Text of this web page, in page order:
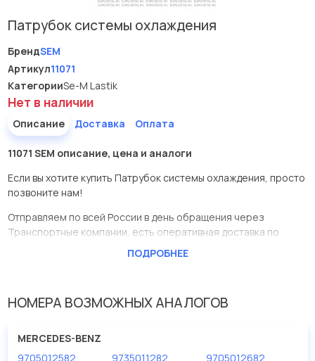
Патрубок системы охлаждения
БрендSEM
Артикул11071
КатегорииSe-M Lastik
Нет в наличии
Описание Доставка Оплата
11071 SEM описание, цена и аналоги
Если вы хотите купить Патрубок системы охлаждения, просто
позвоните нам!
Отправляем по всей России в день обращения через
Транспортные компании, есть оперативная доставка по
У данной детали есть аналоги с номерами, убедитесь сами.
представлены в большом ассортименте.
ПОДРОБНЕЕ
НОМЕРА ВОЗМОЖНЫХ АНАЛОГОВ
MERCEDES-BENZ
9705012582
9735011282
9705012682